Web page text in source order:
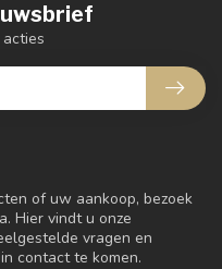
of uw aankoop, bezoek
Hier vindt u onze
vragen en
contact te komen.